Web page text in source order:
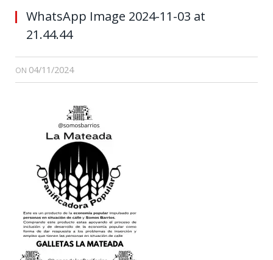
WhatsApp Image 2024-11-03 at
21.44.44
ON 04/11/2024